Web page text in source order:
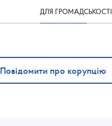
ДЛЯ ГРОМАДСЬКОСТІ
Повідомити про корупцію